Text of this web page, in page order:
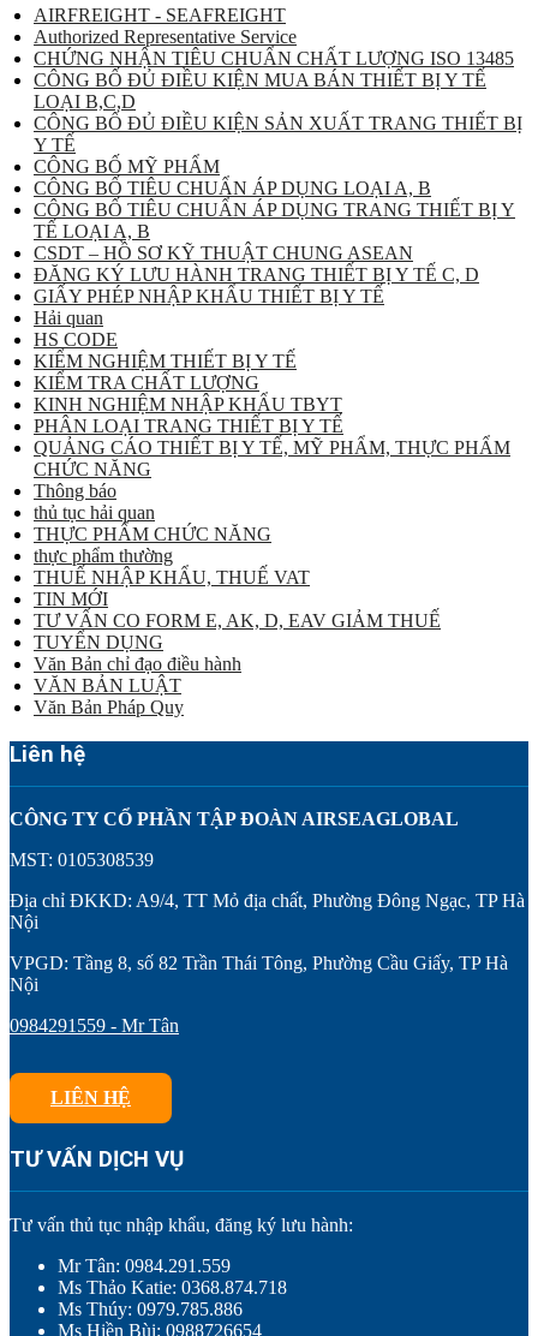
AIRFREIGHT - SEAFREIGHT
Authorized Representative Service
CHỨNG NHẬN TIÊU CHUẨN CHẤT LƯỢNG ISO 13485
CÔNG BỐ ĐỦ ĐIỀU KIỆN MUA BÁN THIẾT BỊ Y TẾ
LOẠI B,C,D
CÔNG BỐ ĐỦ ĐIỀU KIỆN SẢN XUẤT TRANG THIẾT BỊ
Y TẾ
CÔNG BỐ MỸ PHẨM
CÔNG BỐ TIÊU CHUẨN ÁP DỤNG LOẠI A, B
CÔNG BỐ TIÊU CHUẨN ÁP DỤNG TRANG THIẾT BỊ Y
TẾ LOẠI A, B
CSDT – HỒ SƠ KỸ THUẬT CHUNG ASEAN
ĐĂNG KÝ LƯU HÀNH TRANG THIẾT BỊ Y TẾ C, D
GIẤY PHÉP NHẬP KHẨU THIẾT BỊ Y TẾ
Hải quan
HS CODE
KIỂM NGHIỆM THIẾT BỊ Y TẾ
KIỂM TRA CHẤT LƯỢNG
KINH NGHIỆM NHẬP KHẨU TBYT
PHÂN LOẠI TRANG THIẾT BỊ Y TẾ
QUẢNG CÁO THIẾT BỊ Y TẾ, MỸ PHẨM, THỰC PHẨM
CHỨC NĂNG
Thông báo
thủ tục hải quan
THỰC PHẨM CHỨC NĂNG
thực phẩm thường
THUẾ NHẬP KHẨU, THUẾ VAT
TIN MỚI
TƯ VẤN CO FORM E, AK, D, EAV GIẢM THUẾ
TUYỂN DỤNG
Văn Bản chỉ đạo điều hành
VĂN BẢN LUẬT
Văn Bản Pháp Quy
Liên hệ
CÔNG TY CỔ PHẦN TẬP ĐOÀN AIRSEAGLOBAL
MST: 0105308539
Địa chỉ ĐKKD: A9/4, TT Mỏ địa chất, Phường Đông Ngạc, TP Hà
Nội
VPGD: Tầng 8, số 82 Trần Thái Tông, Phường Cầu Giấy, TP Hà
Nội
0984291559 - Mr Tân
LIÊN HỆ
TƯ VẤN DỊCH VỤ
Tư vấn thủ tục nhập khẩu, đăng ký lưu hành:
Mr Tân: 0984.291.559
Ms Thảo Katie: 0368.874.718
Ms Thúy: 0979.785.886
Ms Hiền Bùi: 0988726654